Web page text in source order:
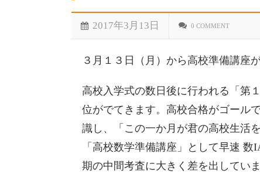
2017年3月13日 0 COMMENT
３月１３日（月）から高校準備講座
高校入学式の数日後に行われる「第
位がでてきます。高校合格がゴール
識し、「この一か月が君の高校生活
「高校数学準備講座」として早速
期の中間考査に大きく差を出してい